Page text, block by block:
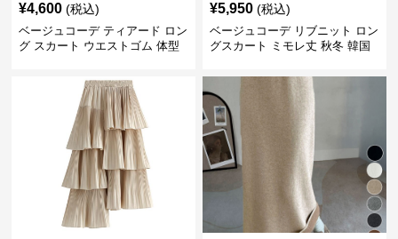
¥4,600 (税込)
ベージュコーデ ティアード ロン
グ スカート ウエストゴム 体型
¥5,950 (税込)
ベージュコーデ リブニット ロン
グスカート ミモレ丈 秋冬 韓国